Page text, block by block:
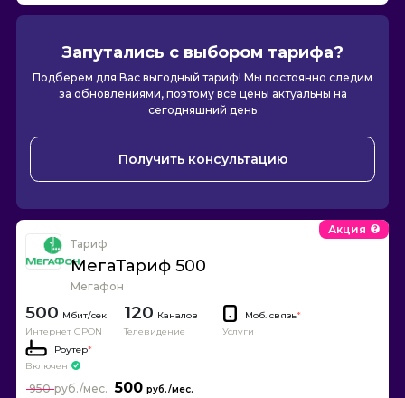
Запутались с выбором тарифа?
Подберем для Вас выгодный тариф! Мы постоянно следим
за обновлениями, поэтому все цены актуальны на
сегодняшний день
Получить консультацию
Тариф
МегаТариф 500
Мегафон
Акция
500
Интернет GPON
120 Каналов
Телевидение
Моб. связь*
Услуги
Роутер*
Включен
500
950